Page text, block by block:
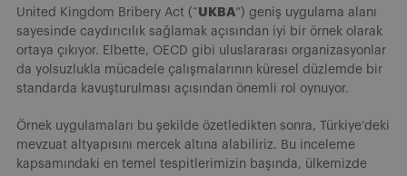
United Kingdom Bribery Act (“UKBA”) geniş uygulama alanı
sayesinde caydırıcılık sağlamak açısından iyi bir örnek olarak
ortaya çıkıyor. Elbette, OECD gibi uluslararası organizasyonlar
da yolsuzlukla mücadele çalışmalarının küresel düzlemde bir
standarda kavuşturulması açısından önemli rol oynuyor.
Örnek uygulamaları bu şekilde özetledikten sonra, Türkiye’deki
mevzuat altyapısını mercek altına alabiliriz. Bu inceleme
kapsamındaki en temel tespitlerimizin başında, ülkemizde